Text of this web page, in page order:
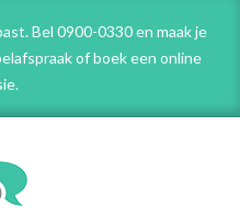
Bel 0900-0330 en maak je
of boek een online